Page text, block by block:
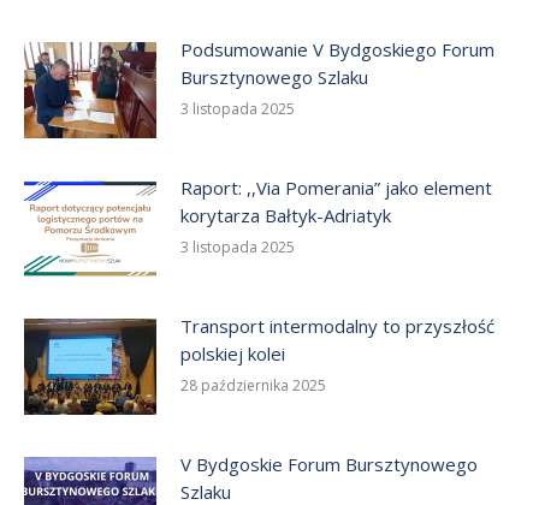
Podsumowanie V Bydgoskiego Forum
Bursztynowego Szlaku
3 listopada 2025
Raport: ,,Via Pomerania” jako element
korytarza Bałtyk-Adriatyk
3 listopada 2025
Transport intermodalny to przyszłość
polskiej kolei
28 października 2025
V Bydgoskie Forum Bursztynowego
Szlaku